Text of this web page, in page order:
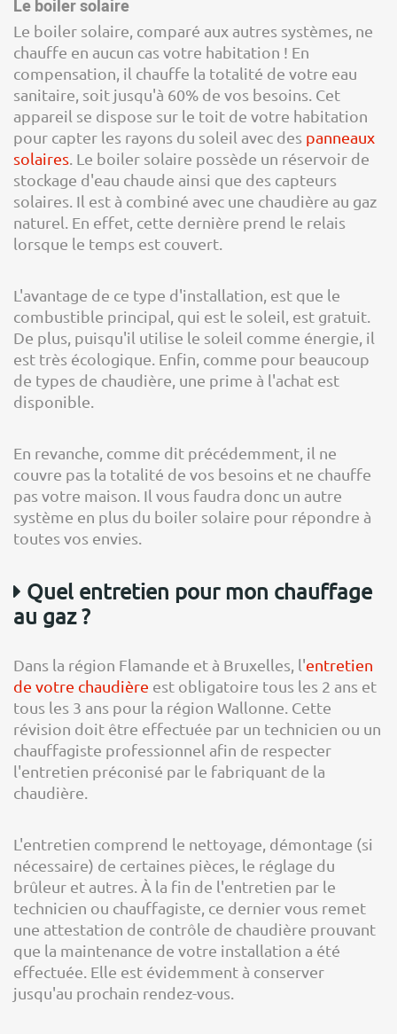
Le boiler solaire
Le boiler solaire, comparé aux autres systèmes, ne
chauffe en aucun cas votre habitation ! En
compensation, il chauffe la totalité de votre eau
sanitaire, soit jusqu'à 60% de vos besoins. Cet
appareil se dispose sur le toit de votre habitation
pour capter les rayons du soleil avec des panneaux
solaires . Le boiler solaire possède un réservoir de
stockage d'eau chaude ainsi que des capteurs
solaires. Il est à combiné avec une chaudière au gaz
naturel. En effet, cette dernière prend le relais
lorsque le temps est couvert.
L'avantage de ce type d'installation, est que le
combustible principal, qui est le soleil, est gratuit.
De plus, puisqu'il utilise le soleil comme énergie, il
est très écologique. Enfin, comme pour beaucoup
de types de chaudière, une prime à l'achat est
disponible.
En revanche, comme dit précédemment, il ne
couvre pas la totalité de vos besoins et ne chauffe
pas votre maison. Il vous faudra donc un autre
système en plus du boiler solaire pour répondre à
toutes vos envies.
Quel entretien pour mon chauffage
au gaz ?
Dans la région Flamande et à Bruxelles, l'entretien
de votre chaudière est obligatoire tous les 2 ans et
tous les 3 ans pour la région Wallonne. Cette
révision doit être effectuée par un technicien ou un
chauffagiste professionnel afin de respecter
l'entretien préconisé par le fabriquant de la
chaudière.
L'entretien comprend le nettoyage, démontage (si
nécessaire) de certaines pièces, le réglage du
brûleur et autres. À la fin de l'entretien par le
technicien ou chauffagiste, ce dernier vous remet
une attestation de contrôle de chaudière prouvant
que la maintenance de votre installation a été
effectuée. Elle est évidemment à conserver
jusqu'au prochain rendez-vous.